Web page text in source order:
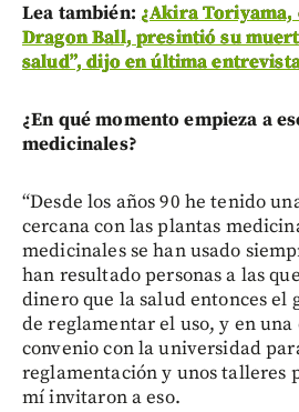
Lea también: ¿Akira
Dragon Ball, presintió su
salud”, dijo en última
¿En qué momento empieza a
medicinales?
“Desde los años 90 he tenido
cercana con las plantas
medicinales se han usado
han resultado personas a las
dinero que la salud entonces el
de reglamentar el uso, y en una
convenio con la universidad
reglamentación y unos talleres
mí invitaron a eso.